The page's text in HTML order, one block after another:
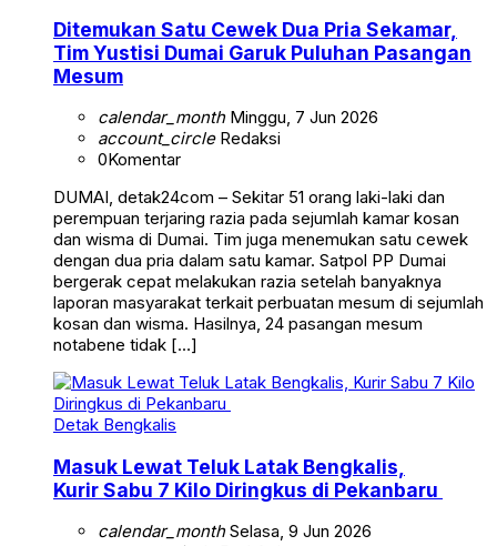
Ditemukan Satu Cewek Dua Pria Sekamar,
Tim Yustisi Dumai Garuk Puluhan Pasangan
Mesum
calendar_monthMinggu, 7 Jun 2026
account_circleRedaksi
0Komentar
DUMAI, detak24com – Sekitar 51 orang laki-laki dan
perempuan terjaring razia pada sejumlah kamar kosan
dan wisma di Dumai. Tim juga menemukan satu cewek
dengan dua pria dalam satu kamar. Satpol PP Dumai
bergerak cepat melakukan razia setelah banyaknya
laporan masyarakat terkait perbuatan mesum di sejumlah
kosan dan wisma. Hasilnya, 24 pasangan mesum
notabene tidak […]
Detak Bengkalis
Masuk Lewat Teluk Latak Bengkalis,
Kurir Sabu 7 Kilo Diringkus di Pekanbaru
calendar_monthSelasa, 9 Jun 2026